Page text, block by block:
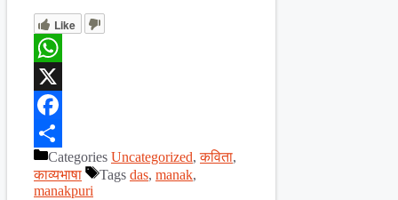
Like
WhatsApp
X
Facebook
ShareCategories Uncategorized,कविता,
काव्यभाषा
Tags das, manak,
manakpuri